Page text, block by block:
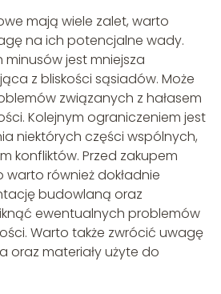
mają wiele zalet, warto
na ich potencjalne wady.
minusów jest mniejsza
z bliskości sąsiadów. Może
związanych z hałasem
Kolejnym ograniczeniem jest
niektórych części wspólnych,
konfliktów. Przed zakupem
również dokładnie
budowlaną oraz
ewentualnych problemów
Warto także zwrócić uwagę
oraz materiały użyte do